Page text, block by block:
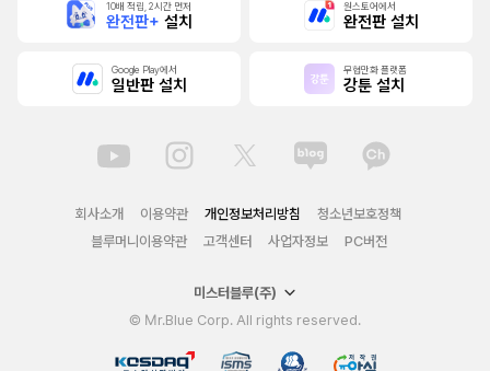
10배 적립, 2시간 먼저
완전판+ 설치
원스토어에서
완전판 설치
Google Play에서
일반판 설치
무협만화 플랫폼
강툰 설치
회사소개 이용약관 개인정보처리방침
청소년보호정책
블루머니이용약관
고객센터 사업자정보 PC버전
미스터블루(주)
© Mr.Blue Corp. All rights reserved.